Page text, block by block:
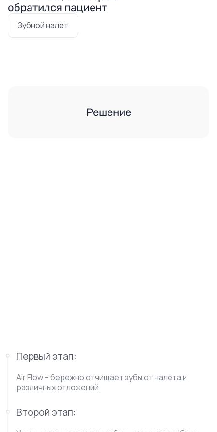
обратился пациент
Зубной налет
Решение
Первый этап:
Air Flow – бережно отчищает зубы от налета и
различных отложений.
Второй этап: